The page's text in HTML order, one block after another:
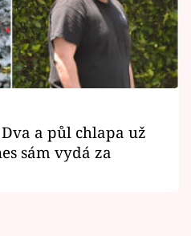
a půl chlapa už
sám vydá za